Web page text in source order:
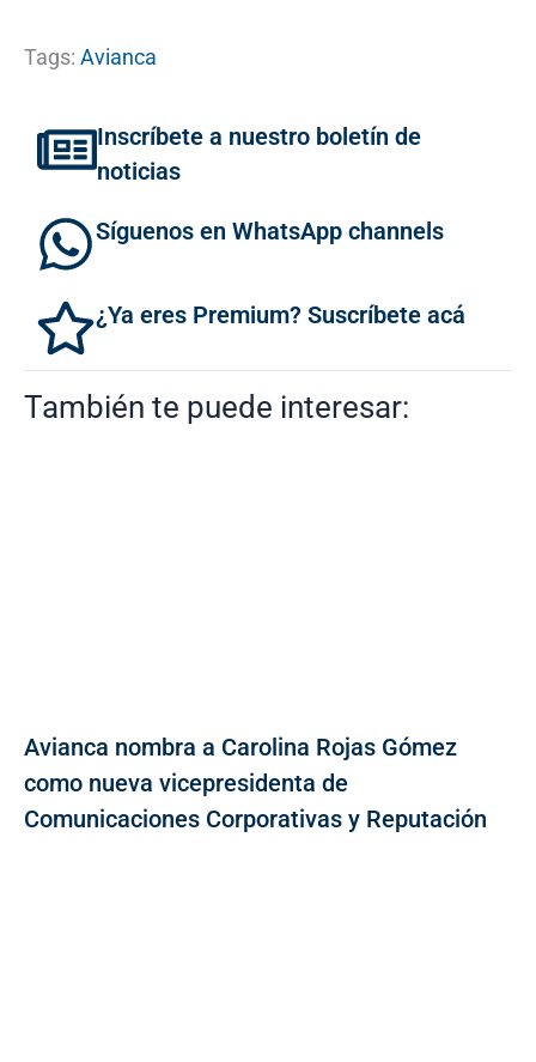
Tags: Avianca
Inscríbete a nuestro boletín de
noticias
Síguenos en WhatsApp channels
¿Ya eres Premium? Suscríbete acá
También te puede interesar:
Avianca nombra a Carolina Rojas Gómez
como nueva vicepresidenta de
Comunicaciones Corporativas y Reputación